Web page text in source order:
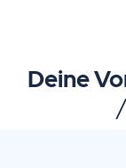
Deine